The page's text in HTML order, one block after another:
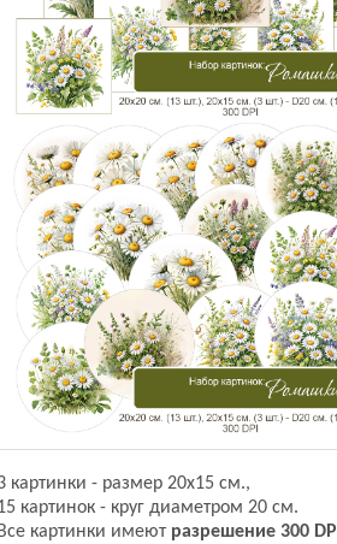
картинки - размер 20х15 см.,
картинок - круг диаметром 20 см.
Все картинки имеют разрешение 300 DPI